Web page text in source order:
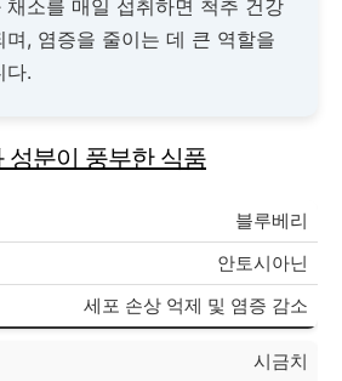
채소를 매일 섭취하면 척추 건강
며, 염증을 줄이는 데 큰 역할을
다.
성분이 풍부한 식품
블루베리
안토시아닌
세포 손상 억제 및 염증 감소
시금치